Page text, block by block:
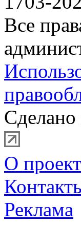
Все
Сделано
О
Реклама